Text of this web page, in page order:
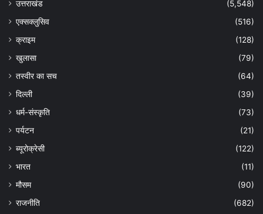
उत्तराखंड
(5,548)
एक्सक्लुसिव
(516)
क्राइम
(128)
खुलासा
(79)
तस्वीर का सच
(64)
दिल्ली
(39)
धर्म-संस्कृति
(73)
पर्यटन
(21)
ब्यूरोक्रेसी
(122)
भारत
(11)
मौसम
(90)
राजनीति
(682)